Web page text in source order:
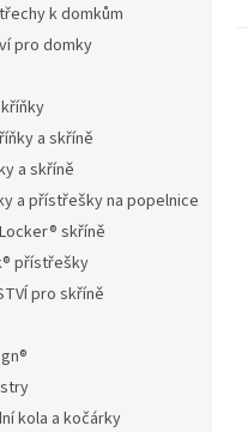
k domkům
pro domky
a skříně
a skříně
a přístřešky na popelnice
skříně
přístřešky
pro skříně
kola a kočárky